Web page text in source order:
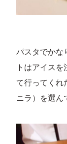
パスタでかな
トはアイス
て行ってくれ
ニラ）を選ん